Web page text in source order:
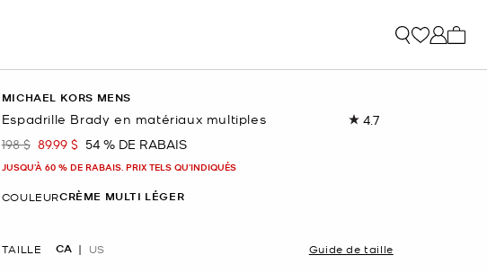
MICHAEL KORS MENS
Espadrille Brady en matériaux multiples 4.7
page.
était
198 $ maintenant
89.99 $ 54 % DE RABAIS
JUSQU’À 60 % DE RABAIS. PRIX TELS QU'INDIQUÉS
COULEURCRÈME MULTI LÉGER
TAILLE CA US Guide de taille